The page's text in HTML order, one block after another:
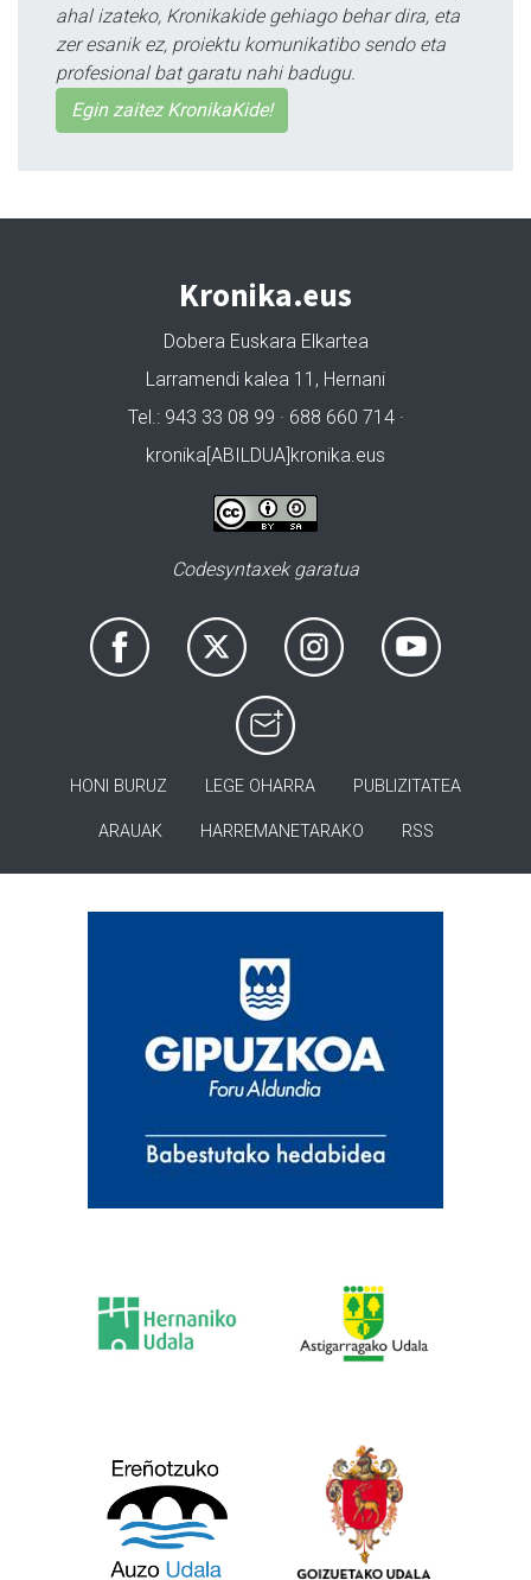
ahal izateko, Kronikakide gehiago behar dira, eta
zer esanik ez, proiektu komunikatibo sendo eta
profesional bat garatu nahi badugu.
Egin zaitez KronikaKide!
Kronika.eus
Dobera Euskara Elkartea
Larramendi kalea 11, Hernani
Tel.: 943 33 08 99 · 688 660 714 ·
kronika[ABILDUA]kronika.eus
Codesyntaxek garatua
HONI BURUZ LEGE OHARRA PUBLIZITATEA
ARAUAK HARREMANETARAKO RSS